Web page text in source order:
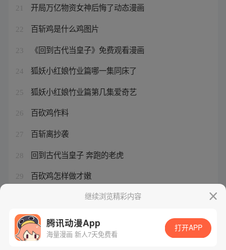
21 开局万亿物资女神后悔了动态漫画
22 百斩鸡是什么鸡图片
23 《回到古代当皇子》免费观看漫画
24 狐妖小红娘竹业篇哪一集同床了
25 狐妖小红娘竹业篇第几集爱奇艺
26 百砍鸡作料
27 百斩离抄袭
28 回到古代当皇子 奔跑的老虎
29 百砍鸡怎样做才嫩
第一御兽师肖星宇的父母继续浏览精彩内容
腾讯动漫App
海量漫画 新人7天免费看
打开APP